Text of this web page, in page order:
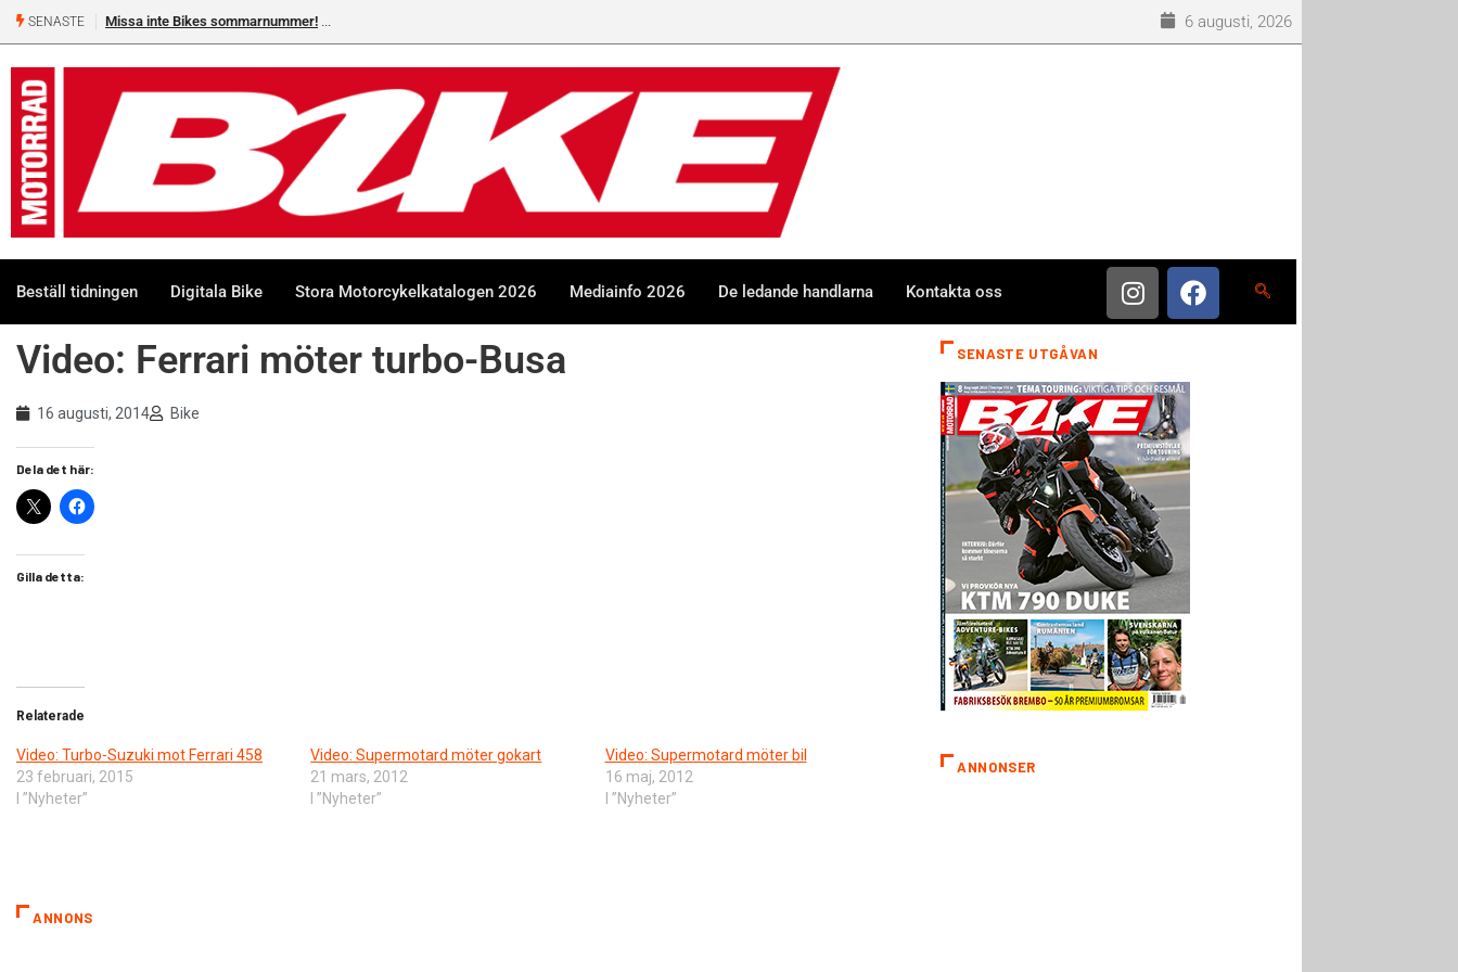
SENASTE Missa inte Bikes sommarnummer! 6 augusti, 2026
Beställ tidningen Digitala Bike Stora Motorcykelkatalogen 2026 Mediainfo 2026 De ledande handlarna Kontakta oss
Video: Ferrari möter turbo-Busa
16 augusti, 2014 Bike
Dela det här:
Gilla detta:
Relaterade
Video: Turbo-Suzuki mot Ferrari 458
23 februari, 2015
I ”Nyheter”
Video: Supermotard möter gokart
21 mars, 2012
I ”Nyheter”
Video: Supermotard möter bil
16 maj, 2012
I ”Nyheter”
ANNONS
SENASTE UTGÅVAN
ANNONSER